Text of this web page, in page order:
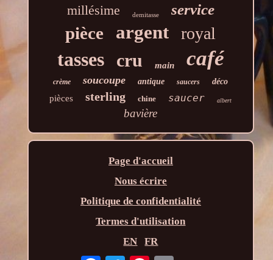
millésime demitasse service
pièce argent royal
tasses cru main café
crème soucoupe antique saucers déco
pièces sterling chine saucer albert
bavière
Page d'accueil
Nous écrire
Politique de confidentialité
Termes d'utilisation
EN
FR